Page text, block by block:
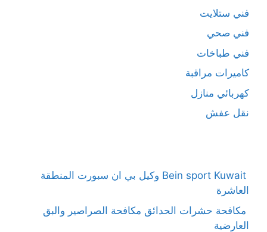
فني ستلايت
فني صحي
فني طباخات
كاميرات مراقبة
كهربائي منازل
نقل عفش
Bein sport Kuwait وكيل بي ان سبورت المنطقة
العاشرة
مكافحة حشرات الحدائق مكافحة الصراصير والبق
العارضية